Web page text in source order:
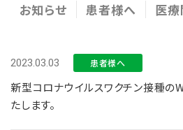
お知らせ 患者様へ 医
2023.03.03 患者様へ
新型コロナウイルスワクチン接種
たします。